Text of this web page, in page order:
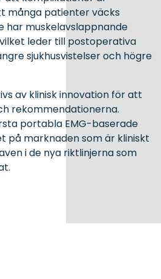
många patienter väcks
har muskelavslappnande
leder till postoperativa
sjukhusvistelser och högre
av klinisk innovation för att
rekommendationerna.
portabla EMG-baserade
på marknaden som är kliniskt
i de nya riktlinjerna som